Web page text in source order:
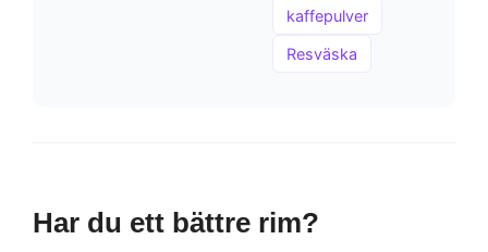
kaffepulver
Resväska
Har du ett bättre rim?